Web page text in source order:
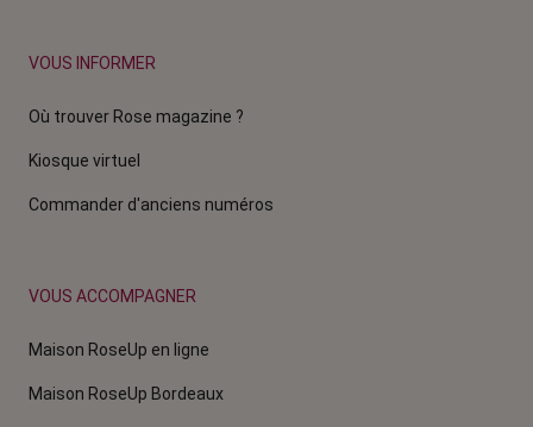
VOUS INFORMER
Où trouver Rose magazine ?
Kiosque virtuel
Commander d'anciens numéros
VOUS ACCOMPAGNER
Maison RoseUp en ligne
Maison RoseUp Bordeaux